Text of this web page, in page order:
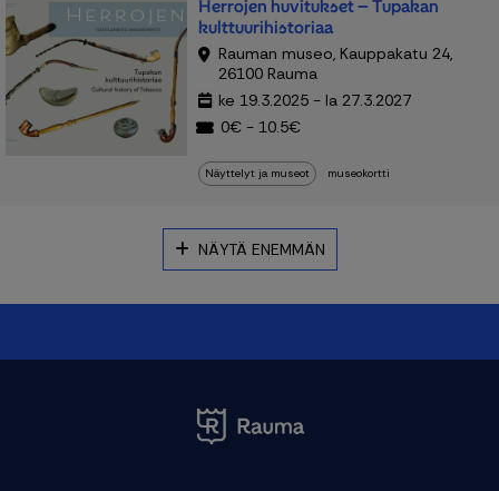
Herrojen huvitukset – Tupakan
kulttuurihistoriaa
Rauman museo, Kauppakatu 24,
26100 Rauma
ke 19.3.2025 - la 27.3.2027
0€ - 10.5€
Näyttelyt ja museot museokortti
NÄYTÄ ENEMMÄN